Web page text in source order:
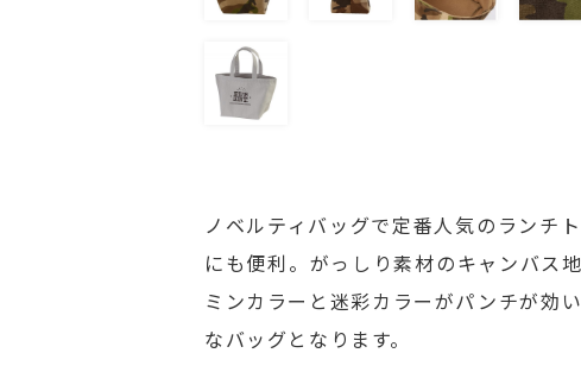
ノベルティバッグで定番人気のランチ
にも便利。がっしり素材のキャンバス
ミンカラーと迷彩カラーがパンチが効
なバッグとなります。